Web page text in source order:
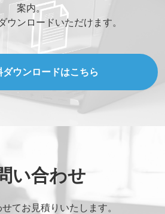
案内。
ウンロードいただけます。
ダウンロードはこちら
い合わせ
てお見積りいたします。